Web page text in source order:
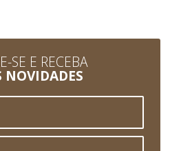
SE E RECEBA
NOVIDADES